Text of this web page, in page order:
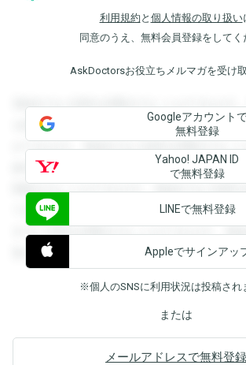
利用規約 と 個人情報の取り扱い
同意のうえ、無料会員登録をしてく
AskDoctorsお役立ちメルマガを受け
登録すると回答を閲覧することができます
を閲覧することができます。登録すると回
ができます。登録すると回答を閲覧するこ
録すると回答を閲覧することができます。
閲覧することができます。登録すると回答
できます。登録すると回答を閲覧すること
すると回答を閲覧することができます。登
覧することができます。
Googleアカウント
無料登録
Yahoo! JAPAN ID
で無料登録
LINEで無料登録
Appleでサインアッ
※個人のSNSに利用状況は投稿され
または
メールアドレスで無料登録